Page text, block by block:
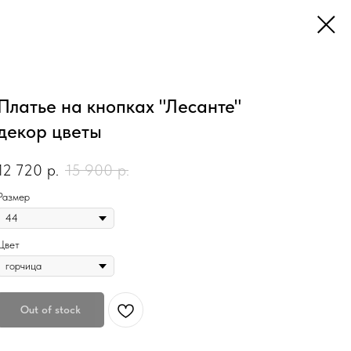
на кнопках "Лесанте"
цветы
720 р. 15 900 р.
Out of stock